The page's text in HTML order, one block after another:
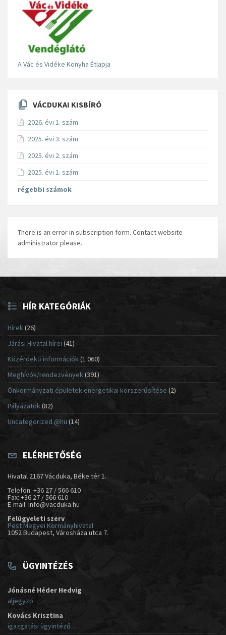
A Vác és Vidéke Konyha Étlapja
VÁCDUKAI KISBÍRÓ
2026. évi 1. szám
2025. évi 3. szám
2025. évi 2. szám
2025. évi 1. szám
régebbi számok
There is an error in subscription form. Contact website
administrator please.
HÍR KATEGÓRIÁK
Hírek(26)
Járási Hivatal hírei (41)
Közérdekű információk(1 060)
Meghívók/rendezvények (391)
Önkormányzati épületek energetikai korszerűsítése (2)
Pályázatok (82)
Uncategorized @hu (14)
ELÉRHETŐSÉG
Hivatal 2167 Vácduka, Béke tér 1.
Telefon: +36 27 / 566 610
Fax: +36 27 / 566 610
E-mail: info@vacduka.hu
Felügyeleti szerv
Pest Megyei Kormányhivatal
1052 Budapest, Városháza utca 7.
ÜGYINTÉZÉS
Jónásné Héder Hedvig
aljegyző
Kovács Krisztina
igazgatási ügyintéző